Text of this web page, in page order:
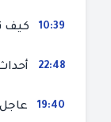
10:39
22:48
19:40